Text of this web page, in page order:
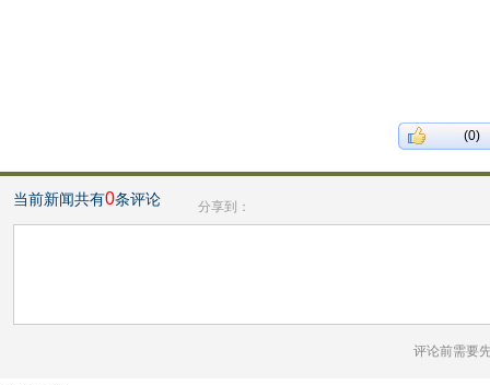
(0)
当前新闻共有0条评论 分享到：
评论前需要